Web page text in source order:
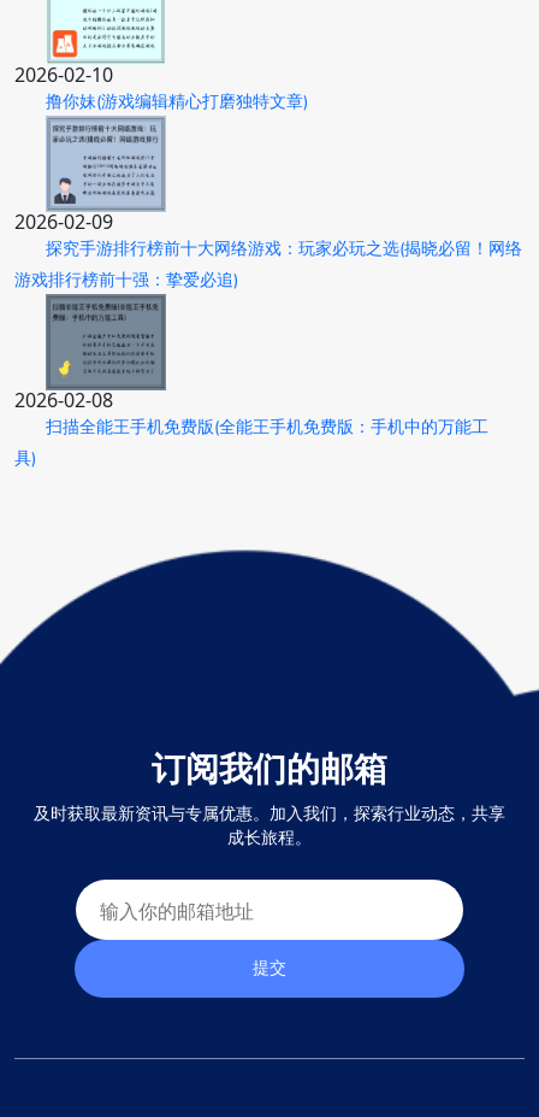
2026-02-10
撸你妹(游戏编辑精心打磨独特文章)
2026-02-09
探究手游排行榜前十大网络游戏：玩家必玩之选(揭晓必留！网络
游戏排行榜前十强：挚爱必追)
2026-02-08
扫描全能王手机免费版(全能王手机免费版：手机中的万能工
具)
订阅我们的邮箱
及时获取最新资讯与专属优惠。加入我们，探索行业动态，共享
成长旅程。
提交